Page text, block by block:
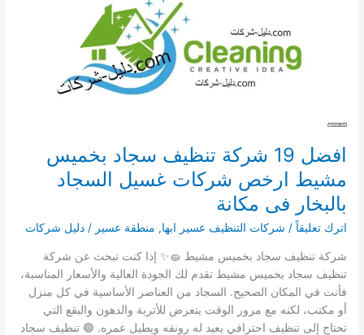
افضل 19 شركة تنظيف سجاد بخميس
مشيط ارخص شركات غسيل السجاد
بالبخار فى مكانة
اترك تعليقاً / شركات التنظيف عسير ابها, منطقة عسير /دليل شركات
شركة تنظيف سجاد بخميس مشيط 🧽✨ إذا كنت تبحث عن شركة
تنظيف سجاد بخميس مشيط تقدم لك الجودة العالية والأسعار المناسبة،
فأنت في المكان الصحيح. السجاد من العناصر الأساسية في كل منزل
أو مكتب، لكنه مع مرور الوقت يتعرض للأتربة والدهون والبقع التي
تحتاج إلى تنظيف احترافي يعيد له رونقه ويطيل عمره. 🟢 تنظيف سجاد